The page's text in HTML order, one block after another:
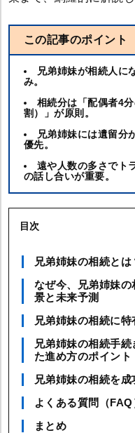
この記事のポイント
兄弟姉妹が相続人に
み。
相続分は「配偶者4
割）」が原則。
兄弟姉妹には遺留分
優先。
遠や人数の多さでト
の話し合いが重要。
目次
兄弟姉妹の相続とは
なぜ今、兄弟姉妹
景と未来予測
兄弟姉妹の相続に
兄弟姉妹の相続手
た進め方のポイント
兄弟姉妹の相続を
よくある質問（FAQ
まとめ